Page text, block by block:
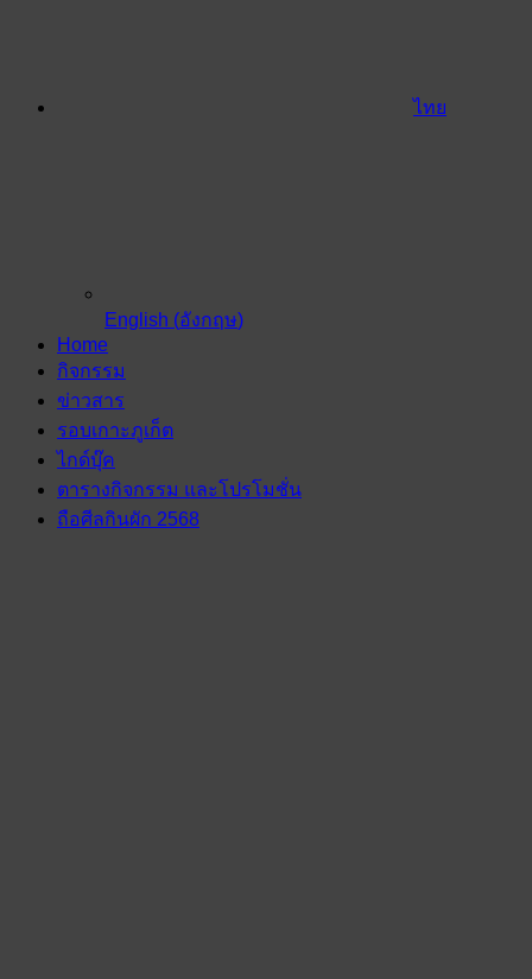
ไทย
English (อังกฤษ)
Home
กิจกรรม
ข่าวสาร
รอบเกาะภูเก็ต
ไกด์บุ๊ค
ตารางกิจกรรม และโปรโมชั่น
ถือศีลกินผัก 2568